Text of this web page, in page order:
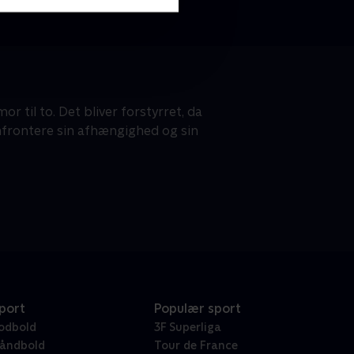
til to. Det bliver forstyrret, da
sin afhængighed og sin
Populær sport
3F Superliga
Tour de France